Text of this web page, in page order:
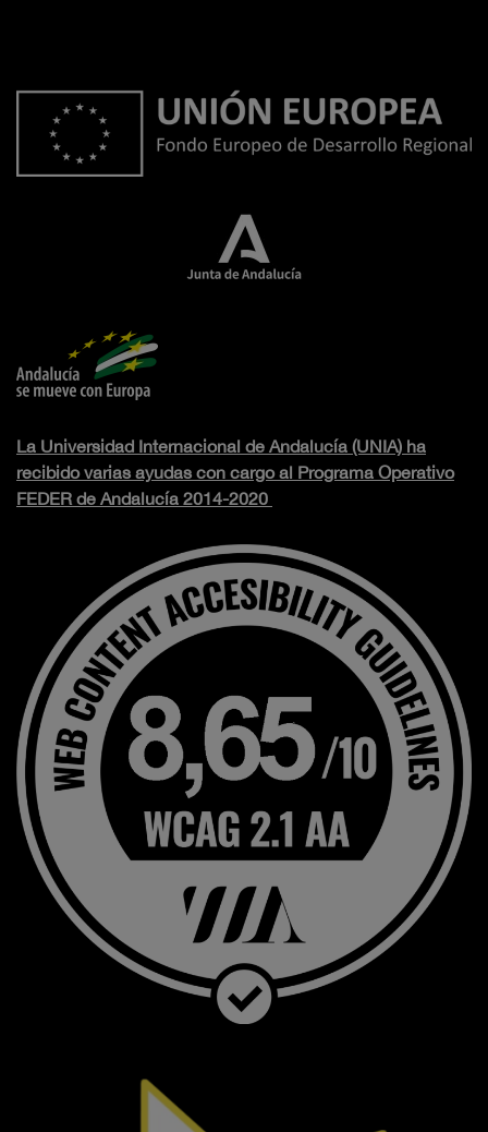
La Universidad Internacional de Andalucía (UNIA) ha
recibido varias ayudas con cargo al Programa Operativo
FEDER de Andalucía 2014-2020